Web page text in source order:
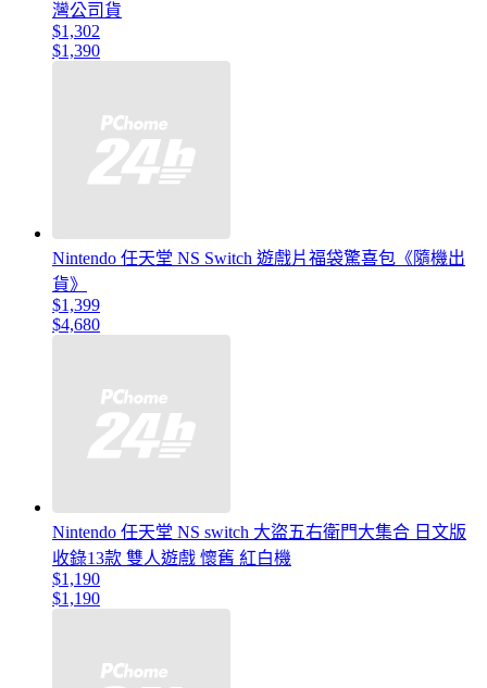
灣公司貨
$1,302
$1,390
Nintendo 任天堂 NS Switch 遊戲片福袋驚喜包《隨機出
貨》
$1,399
$4,680
Nintendo 任天堂 NS switch 大盜五右衛門大集合 日文版
收錄13款 雙人遊戲 懷舊 紅白機
$1,190
$1,190